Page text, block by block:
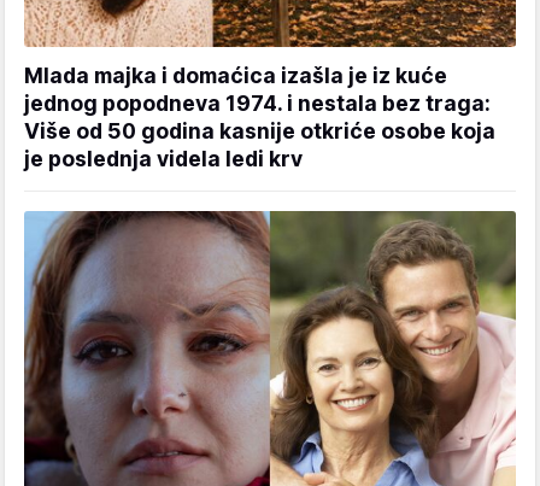
Mlada majka i domaćica izašla je iz kuće
jednog popodneva 1974. i nestala bez traga:
Više od 50 godina kasnije otkriće osobe koja
je poslednja videla ledi krv